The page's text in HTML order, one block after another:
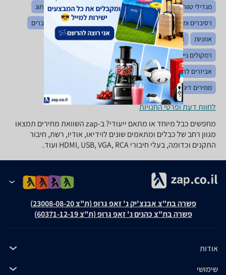
מגדילי טווח / Access Points
ראוטרים / נתבים
קופסאות מיתוג
רסיברים ומגברים
בידוריות קומפקט דיסקים
רמקולים מוגברים
אוזניות
אביזרים לאוזניות סטרימרים
מיקרופונים
רמקולים ניידים ואלחוטיים
פטיפונים
אביזרים לרמקולים
אביזרי חשמל ומפצלים
ממירים דיגיטליים
מצלמות אבטחה
לחוות דעת ופרטי החנויות
מחפשים כבל מיוחד או מתאם ייעודי? ב-zap השוואת מחירים תמצאו
מגוון רחב של כבלים ומתאמים שונים לוידיאו, אודיו, רשת, חיבור
התקנים וכדומה, בעלי חיבורי HDMI, USB, VGA, RCA ועוד.
פשרה בת"צ אבנצ'יק נ' זאפ גרופ (ת"צ 23008-08-20)
פשרה בת"צ כהנים נ' זאפ גרופ (ת"צ 60371-12-19)
אודות
שימושי